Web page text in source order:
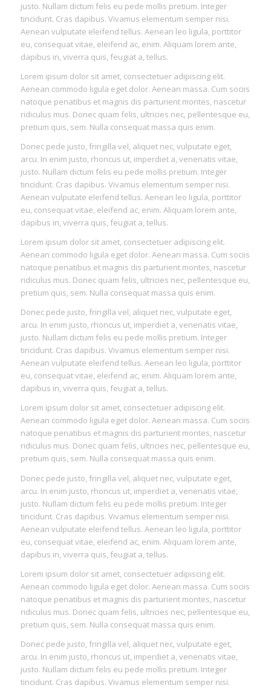
justo. Nullam dictum felis eu pede mollis pretium. Integer
tincidunt. Cras dapibus. Vivamus elementum semper nisi.
Aenean vulputate eleifend tellus. Aenean leo ligula, porttitor
eu, consequat vitae, eleifend ac, enim. Aliquam lorem ante,
dapibus in, viverra quis, feugiat a, tellus.
Lorem ipsum dolor sit amet, consectetuer adipiscing elit.
Aenean commodo ligula eget dolor. Aenean massa. Cum sociis
natoque penatibus et magnis dis parturient montes, nascetur
ridiculus mus. Donec quam felis, ultricies nec, pellentesque eu,
pretium quis, sem. Nulla consequat massa quis enim.
Donec pede justo, fringilla vel, aliquet nec, vulputate eget,
arcu. In enim justo, rhoncus ut, imperdiet a, venenatis vitae,
justo. Nullam dictum felis eu pede mollis pretium. Integer
tincidunt. Cras dapibus. Vivamus elementum semper nisi.
Aenean vulputate eleifend tellus. Aenean leo ligula, porttitor
eu, consequat vitae, eleifend ac, enim. Aliquam lorem ante,
dapibus in, viverra quis, feugiat a, tellus.
Lorem ipsum dolor sit amet, consectetuer adipiscing elit.
Aenean commodo ligula eget dolor. Aenean massa. Cum sociis
natoque penatibus et magnis dis parturient montes, nascetur
ridiculus mus. Donec quam felis, ultricies nec, pellentesque eu,
pretium quis, sem. Nulla consequat massa quis enim.
Donec pede justo, fringilla vel, aliquet nec, vulputate eget,
arcu. In enim justo, rhoncus ut, imperdiet a, venenatis vitae,
justo. Nullam dictum felis eu pede mollis pretium. Integer
tincidunt. Cras dapibus. Vivamus elementum semper nisi.
Aenean vulputate eleifend tellus. Aenean leo ligula, porttitor
eu, consequat vitae, eleifend ac, enim. Aliquam lorem ante,
dapibus in, viverra quis, feugiat a, tellus.
Lorem ipsum dolor sit amet, consectetuer adipiscing elit.
Aenean commodo ligula eget dolor. Aenean massa. Cum sociis
natoque penatibus et magnis dis parturient montes, nascetur
ridiculus mus. Donec quam felis, ultricies nec, pellentesque eu,
pretium quis, sem. Nulla consequat massa quis enim.
Donec pede justo, fringilla vel, aliquet nec, vulputate eget,
arcu. In enim justo, rhoncus ut, imperdiet a, venenatis vitae,
justo. Nullam dictum felis eu pede mollis pretium. Integer
tincidunt. Cras dapibus. Vivamus elementum semper nisi.
Aenean vulputate eleifend tellus. Aenean leo ligula, porttitor
eu, consequat vitae, eleifend ac, enim. Aliquam lorem ante,
dapibus in, viverra quis, feugiat a, tellus.
Lorem ipsum dolor sit amet, consectetuer adipiscing elit.
Aenean commodo ligula eget dolor. Aenean massa. Cum sociis
natoque penatibus et magnis dis parturient montes, nascetur
ridiculus mus. Donec quam felis, ultricies nec, pellentesque eu,
pretium quis, sem. Nulla consequat massa quis enim.
Donec pede justo, fringilla vel, aliquet nec, vulputate eget,
arcu. In enim justo, rhoncus ut, imperdiet a, venenatis vitae,
justo. Nullam dictum felis eu pede mollis pretium. Integer
tincidunt. Cras dapibus. Vivamus elementum semper nisi.